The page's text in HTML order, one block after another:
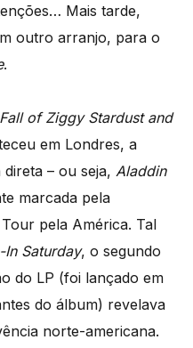
Mais tarde,
outro arranjo, para o
.
of Ziggy Stardust and
em Londres, a
– ou seja, Aladdin
marcada pela
pela América. Tal
In Saturday, o segundo
do LP (foi lançado em
do álbum) revelava
norte-americana.